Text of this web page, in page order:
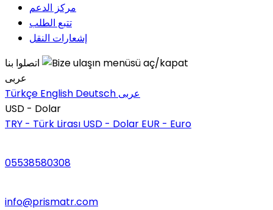
مركز الدعم
تتبع الطلب
إشعارات النقل
عربى
Türkçe English Deutsch عربى
USD - Dolar
TRY - Türk Lirası USD - Dolar EUR - Euro
05538580308
info@prismatr.com